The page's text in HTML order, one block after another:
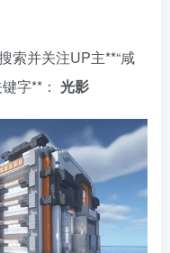
索并关注UP主**“咸
字**： 光影